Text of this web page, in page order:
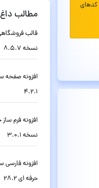
کدهای
مطالب داغ
نسخه 8.5.7
4.2.1
نسخه 3.0.1
حرفه ای 28.2